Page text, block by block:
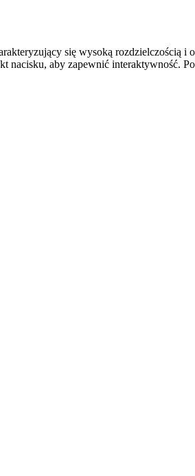
się wysoką rozdzielczością i
nacisku, aby zapewnić interaktywność.